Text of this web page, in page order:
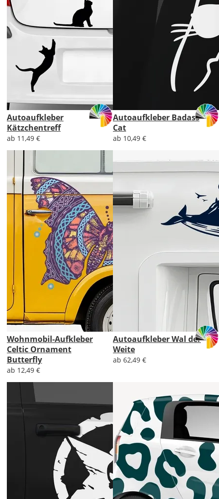
Autoaufkleber
Kätzchentreff
ab 11,49 €
Autoaufkleber Badass
Cat
ab 10,49 €
Wohnmobil-Aufkleber
Celtic Ornament
Butterfly
ab 12,49 €
Autoaufkleber Wal der
Weite
ab 62,49 €